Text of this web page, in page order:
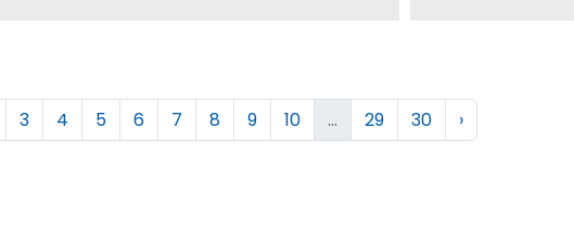
3 4 5 6 7 8 9 10 ... 29 30 ›